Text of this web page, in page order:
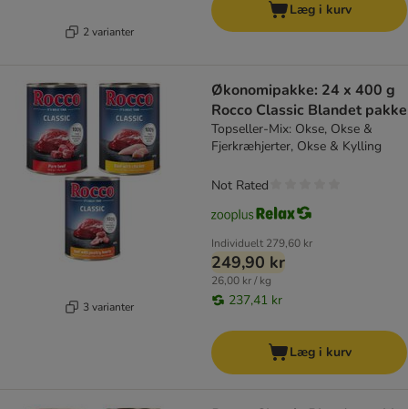
2 varianter
Læg i kurv
3 varianter
Økonomipakke: 24 x 400 g
Rocco Classic Blandet pakke
Topseller-Mix: Okse, Okse &
Fjerkræhjerter, Okse & Kylling
Individuelt 279,60 kr
249,90 kr
26,00 kr / kg
237,41 kr
Not Rated
Læg i kurv